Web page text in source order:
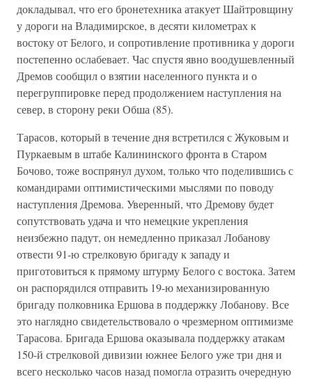
докладывал, что его бронетехника атакует Шайтровщину
у дороги на Владимирское, в десяти километрах к
востоку от Белого, и сопротивление противника у дороги
постепенно ослабевает. Час спустя явно воодушевленный
Дремов сообщил о взятии населенного пункта и о
перегруппировке перед продолжением наступления на
север, в сторону реки Обша (85).
Тарасов, который в течение дня встретился с Жуковым и
Пуркаевым в штабе Калининского фронта в Старом
Бочово, тоже воспрянул духом, только что поделившись с
командирами оптимистическими мыслями по поводу
наступления Дремова. Уверенный, что Дремову будет
сопутствовать удача и что немецкие укрепления
неизбежно падут, он немедленно приказал Лобанову
отвести 91-ю стрелковую бригаду к западу и
приготовиться к прямому штурму Белого с востока. Затем
он распорядился отправить 19-ю механизированную
бригаду полковника Ершова в поддержку Лобанову. Все
это наглядно свидетельствовало о чрезмерном оптимизме
Тарасова. Бригада Ершова оказывала поддержку атакам
150-й стрелковой дивизии южнее Белого уже три дня и
всего несколько часов назад помогла отразить очередную